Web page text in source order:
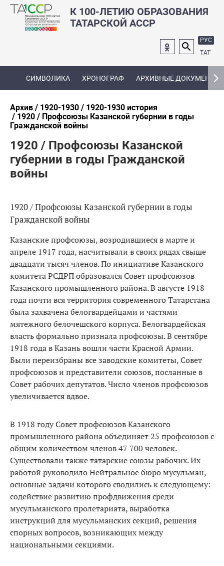
К 100-ЛЕТИЮ ОБРАЗОВАНИЯ
ТАТАРСКОЙ АССР
РУС
ТАТ
СИМВОЛИКА ХРОНОГРАФ АРХИВНЫЕ ДОКУМЕНТЫ
Архив 1920-1930
1920-1930 история
1920 / Профсоюзы Казанской губернии в годы
Гражданской войны
1920 / Профсоюзы Казанской
губернии в годы Гражданской
войны
1920 / Профсоюзы Казанской губернии в годы
Гражданской войны
Казанские профсоюзы, возродившиеся в марте и
апреле 1917 года, насчитывали в своих рядах свыше
двадцати тысяч членов. По инициативе Казанского
комитета РСДРП образовался Совет профсоюзов
Казанского промышленного района. В августе 1918
года почти вся территория современного Татарстана
была захвачена белогвардейцами и частями
мятежного белочешского корпуса. Белогвардейская
власть формально признала профсоюзы. В сентябре
1918 года в Казань вошли части Красной Армии.
Были переизбраны все заводские комитеты, Совет
профсоюзов и представители союзов, посланные в
Совет рабочих депутатов. Число членов профсоюзов
увеличивается вдвое.
В 1918 году Совет профсоюзов Казанского
промышленного района объединяет 25 профсоюзов с
общим количеством членов 47 700 человек.
Существовали также татарские союзы рабочих. Их
работой руководило Нейтральное бюро мусульман,
основные задачи которого сводились к следующему:
содействие развитию профдвижения среди
мусульманского пролетариата, выработка
инструкций для мусульманских секций, решения
спорных вопросов, возникающих между
национальными секциями.